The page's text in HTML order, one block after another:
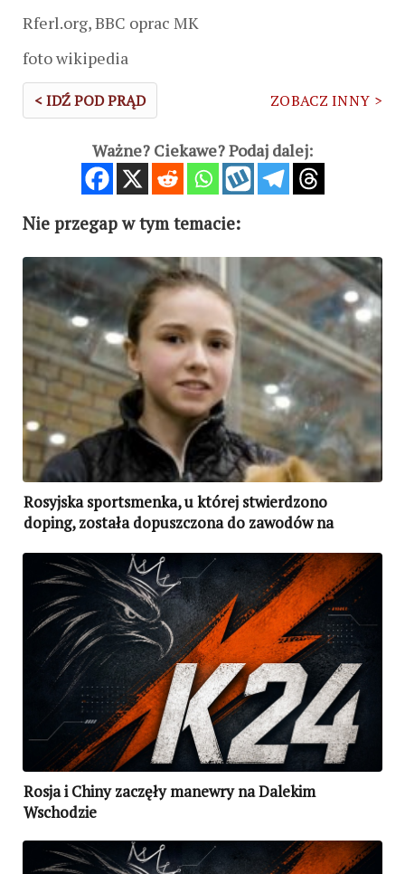
Rferl.org, BBC oprac MK
foto wikipedia
< IDŹ POD PRĄD ZOBACZ INNY >
Ważne? Ciekawe? Podaj dalej:
Nie przegap w tym temacie:
Rosyjska sportsmenka, u której stwierdzono
doping, została dopuszczona do zawodów na
Rosja i Chiny zaczęły manewry na Dalekim
Wschodzie